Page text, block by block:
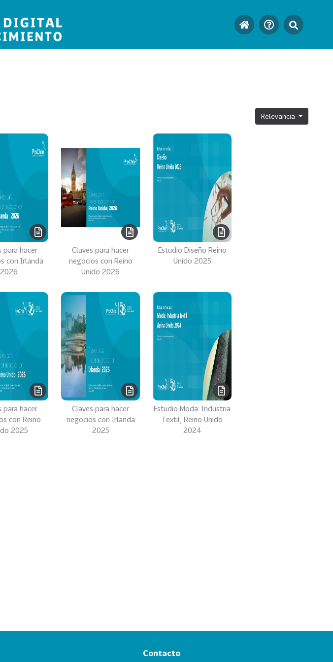
Relevancia
para hacer
con Irlanda
2026
Claves para hacer
negocios con Reino
Unido 2026
Estudio Diseño Reino
Unido 2025
para hacer
con Reino
2025
Claves para hacer
negocios con Irlanda
2025
Estudio Moda: Industria
Textil, Reino Unido
2024
Contacto